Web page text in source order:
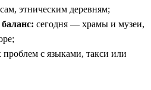
этническим деревням;
сегодня — храмы и музеи,
проблем с языками, такси или